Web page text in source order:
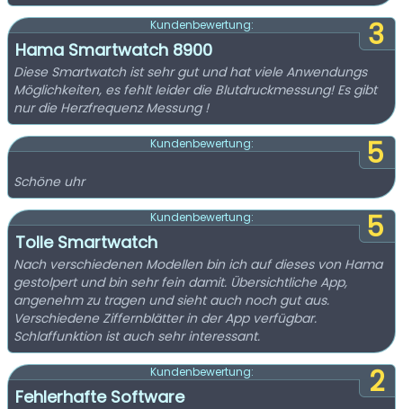
3
Kundenbewertung:
Hama Smartwatch 8900
Diese Smartwatch ist sehr gut und hat viele Anwendungs
Möglichkeiten, es fehlt leider die Blutdruckmessung! Es gibt
nur die Herzfrequenz Messung !
5
Kundenbewertung:
Schöne uhr
5
Kundenbewertung:
Tolle Smartwatch
Nach verschiedenen Modellen bin ich auf dieses von Hama
gestolpert und bin sehr fein damit. Übersichtliche App,
angenehm zu tragen und sieht auch noch gut aus.
Verschiedene Ziffernblätter in der App verfügbar.
Schlaffunktion ist auch sehr interessant.
2
Kundenbewertung:
Fehlerhafte Software